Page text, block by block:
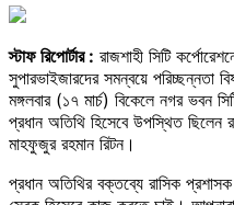
স্টাফ রিপোর্টার : রাজশাহী সিটি
সুপারভাইজারদের সমন্বয়ে পরিচ্ছন্নতা
মঙ্গলবার (১৭ মার্চ) বিকেলে নগর ভবন
প্রধান অতিথি হিসেবে উপস্থিত ছিলেন
মাহফুজুর রহমান রিটন।
প্রধান অতিথির বক্তব্যে রাসিক